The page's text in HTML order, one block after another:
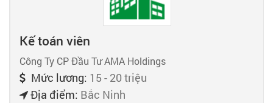
Kế toán viên
Công Ty CP Đầu Tư AMA Holdings
Mức lương: 15 - 20 triệu
Địa điểm: Bắc Ninh